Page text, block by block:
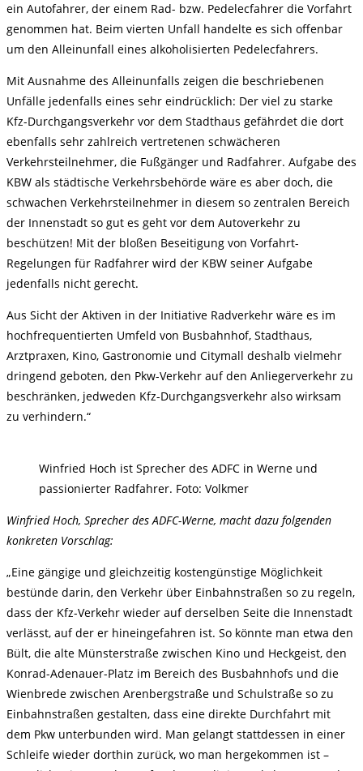
ein Autofahrer, der einem Rad- bzw. Pedelecfahrer die Vorfahrt
genommen hat. Beim vierten Unfall handelte es sich offenbar
um den Alleinunfall eines alkoholisierten Pedelecfahrers.
Mit Ausnahme des Alleinunfalls zeigen die beschriebenen
Unfälle jedenfalls eines sehr eindrücklich: Der viel zu starke
Kfz-Durchgangsverkehr vor dem Stadthaus gefährdet die dort
ebenfalls sehr zahlreich vertretenen schwächeren
Verkehrsteilnehmer, die Fußgänger und Radfahrer. Aufgabe des
KBW als städtische Verkehrsbehörde wäre es aber doch, die
schwachen Verkehrsteilnehmer in diesem so zentralen Bereich
der Innenstadt so gut es geht vor dem Autoverkehr zu
beschützen! Mit der bloßen Beseitigung von Vorfahrt-
Regelungen für Radfahrer wird der KBW seiner Aufgabe
jedenfalls nicht gerecht.
Aus Sicht der Aktiven in der Initiative Radverkehr wäre es im
hochfrequentierten Umfeld von Busbahnhof, Stadthaus,
Arztpraxen, Kino, Gastronomie und Citymall deshalb vielmehr
dringend geboten, den Pkw-Verkehr auf den Anliegerverkehr zu
beschränken, jedweden Kfz-Durchgangsverkehr also wirksam
zu verhindern.“
Winfried Hoch ist Sprecher des ADFC in Werne und
passionierter Radfahrer. Foto: Volkmer
Winfried Hoch, Sprecher des ADFC-Werne, macht dazu folgenden
konkreten Vorschlag:
„Eine gängige und gleichzeitig kostengünstige Möglichkeit
bestünde darin, den Verkehr über Einbahnstraßen so zu regeln,
dass der Kfz-Verkehr wieder auf derselben Seite die Innenstadt
verlässt, auf der er hineingefahren ist. So könnte man etwa den
Bült, die alte Münsterstraße zwischen Kino und Heckgeist, den
Konrad-Adenauer-Platz im Bereich des Busbahnhofs und die
Wienbrede zwischen Arenbergstraße und Schulstraße so zu
Einbahnstraßen gestalten, dass eine direkte Durchfahrt mit
dem Pkw unterbunden wird. Man gelangt stattdessen in einer
Schleife wieder dorthin zurück, wo man hergekommen ist –